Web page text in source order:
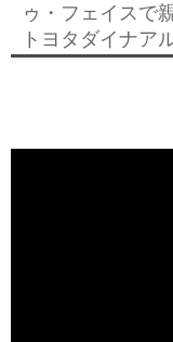
ゥ・フェイスで
トヨタダイナア